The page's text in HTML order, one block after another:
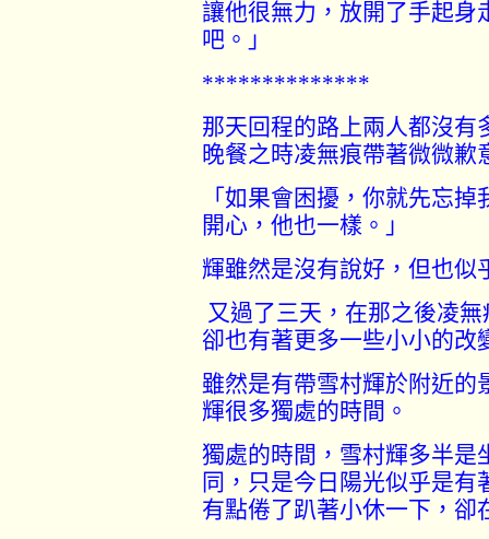
讓他很無力，放開了手起身
吧。」
**************
那天回程的路上兩人都沒有
晚餐之時凌無痕帶著微微歉
「如果會困擾，你就先忘
開心，他也一樣。」
輝雖然是沒有說好，但也似
又過了三天，在那之後凌
卻也有著更多一些小小的改
雖然是有帶雪村輝於附近的
輝很多獨處的時間。
獨處的時間，雪村輝多半是
同，只是今日陽光似乎是
有點倦了趴著小休一下，卻